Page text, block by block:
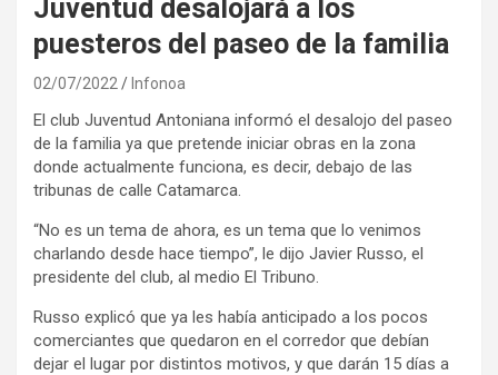
Juventud desalojará a los
puesteros del paseo de la familia
02/07/2022 Infonoa
El club Juventud Antoniana informó el desalojo del paseo
de la familia ya que pretende iniciar obras en la zona
donde actualmente funciona, es decir, debajo de las
tribunas de calle Catamarca.
“No es un tema de ahora, es un tema que lo venimos
charlando desde hace tiempo”, le dijo Javier Russo, el
presidente del club, al medio El Tribuno.
Russo explicó que ya les había anticipado a los pocos
comerciantes que quedaron en el corredor que debían
dejar el lugar por distintos motivos, y que darán 15 días a